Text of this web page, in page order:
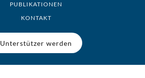
PUBLIKATIONEN
KONTAKT
Unterstützer werden